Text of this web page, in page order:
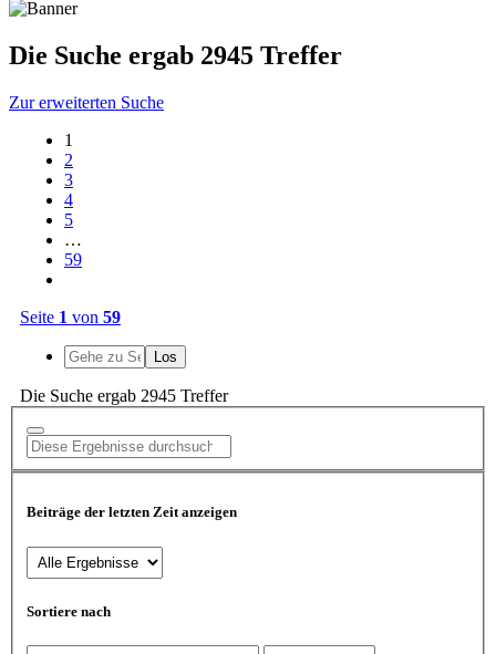
Die Suche ergab 2945 Treffer
Zur erweiterten Suche
1
2
3
4
5
…
59
Seite 1 von 59
Die Suche ergab 2945 Treffer
Beiträge der letzten Zeit anzeigen
Sortiere nach